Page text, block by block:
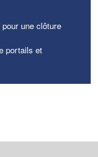
une clôture
portails et